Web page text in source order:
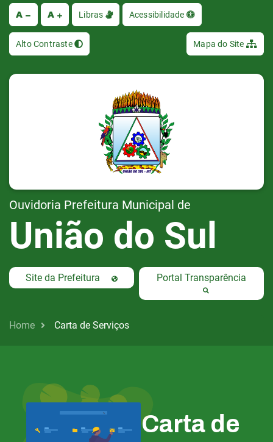
A A Libras Acessibilidade
Alto Contraste Mapa do Site
Ouvidoria Prefeitura Municipal de
União do Sul
Site da Prefeitura Portal Transparência
Home Carta de Serviços
Carta de